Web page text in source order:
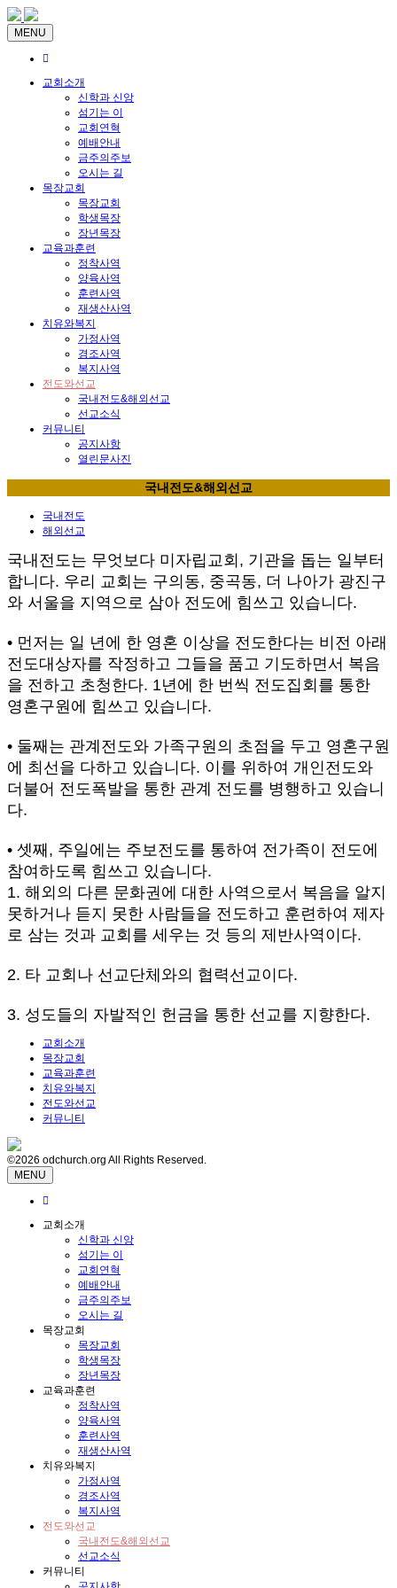
MENU
교회소개
신학과 신앙
섬기는 이
교회연혁
예배안내
금주의주보
오시는 길
목장교회
목장교회
학생목장
장년목장
교육과훈련
정착사역
양육사역
훈련사역
재생산사역
치유와복지
가정사역
경조사역
복지사역
전도와선교
국내전도&해외선교
선교소식
커뮤니티
공지사항
열린문사진
국내전도&해외선교
국내전도
해외선교
국내전도는 무엇보다 미자립교회, 기관을 돕는 일부터
합니다. 우리 교회는 구의동, 중곡동, 더 나아가 광진구
와 서울을 지역으로 삼아 전도에 힘쓰고 있습니다.
• 먼저는 일 년에 한 영혼 이상을 전도한다는 비전 아래
전도대상자를 작정하고 그들을 품고 기도하면서 복음
을 전하고 초청한다. 1년에 한 번씩 전도집회를 통한
영혼구원에 힘쓰고 있습니다.
• 둘째는 관계전도와 가족구원의 초점을 두고 영혼구원
에 최선을 다하고 있습니다. 이를 위하여 개인전도와
더불어 전도폭발을 통한 관계 전도를 병행하고 있습니
다.
• 셋째, 주일에는 주보전도를 통하여 전가족이 전도에
참여하도록 힘쓰고 있습니다.
1. 해외의 다른 문화권에 대한 사역으로서 복음을 알지
못하거나 듣지 못한 사람들을 전도하고 훈련하여 제자
로 삼는 것과 교회를 세우는 것 등의 제반사역이다.
2. 타 교회나 선교단체와의 협력선교이다.
3. 성도들의 자발적인 헌금을 통한 선교를 지향한다.
교회소개
목장교회
교육과훈련
치유와복지
전도와선교
커뮤니티
©2026 odchurch.org All Rights Reserved.
MENU
교회소개
신학과 신앙
섬기는 이
교회연혁
예배안내
금주의주보
오시는 길
목장교회
목장교회
학생목장
장년목장
교육과훈련
정착사역
양육사역
훈련사역
재생산사역
치유와복지
가정사역
경조사역
복지사역
전도와선교
국내전도&해외선교
선교소식
커뮤니티